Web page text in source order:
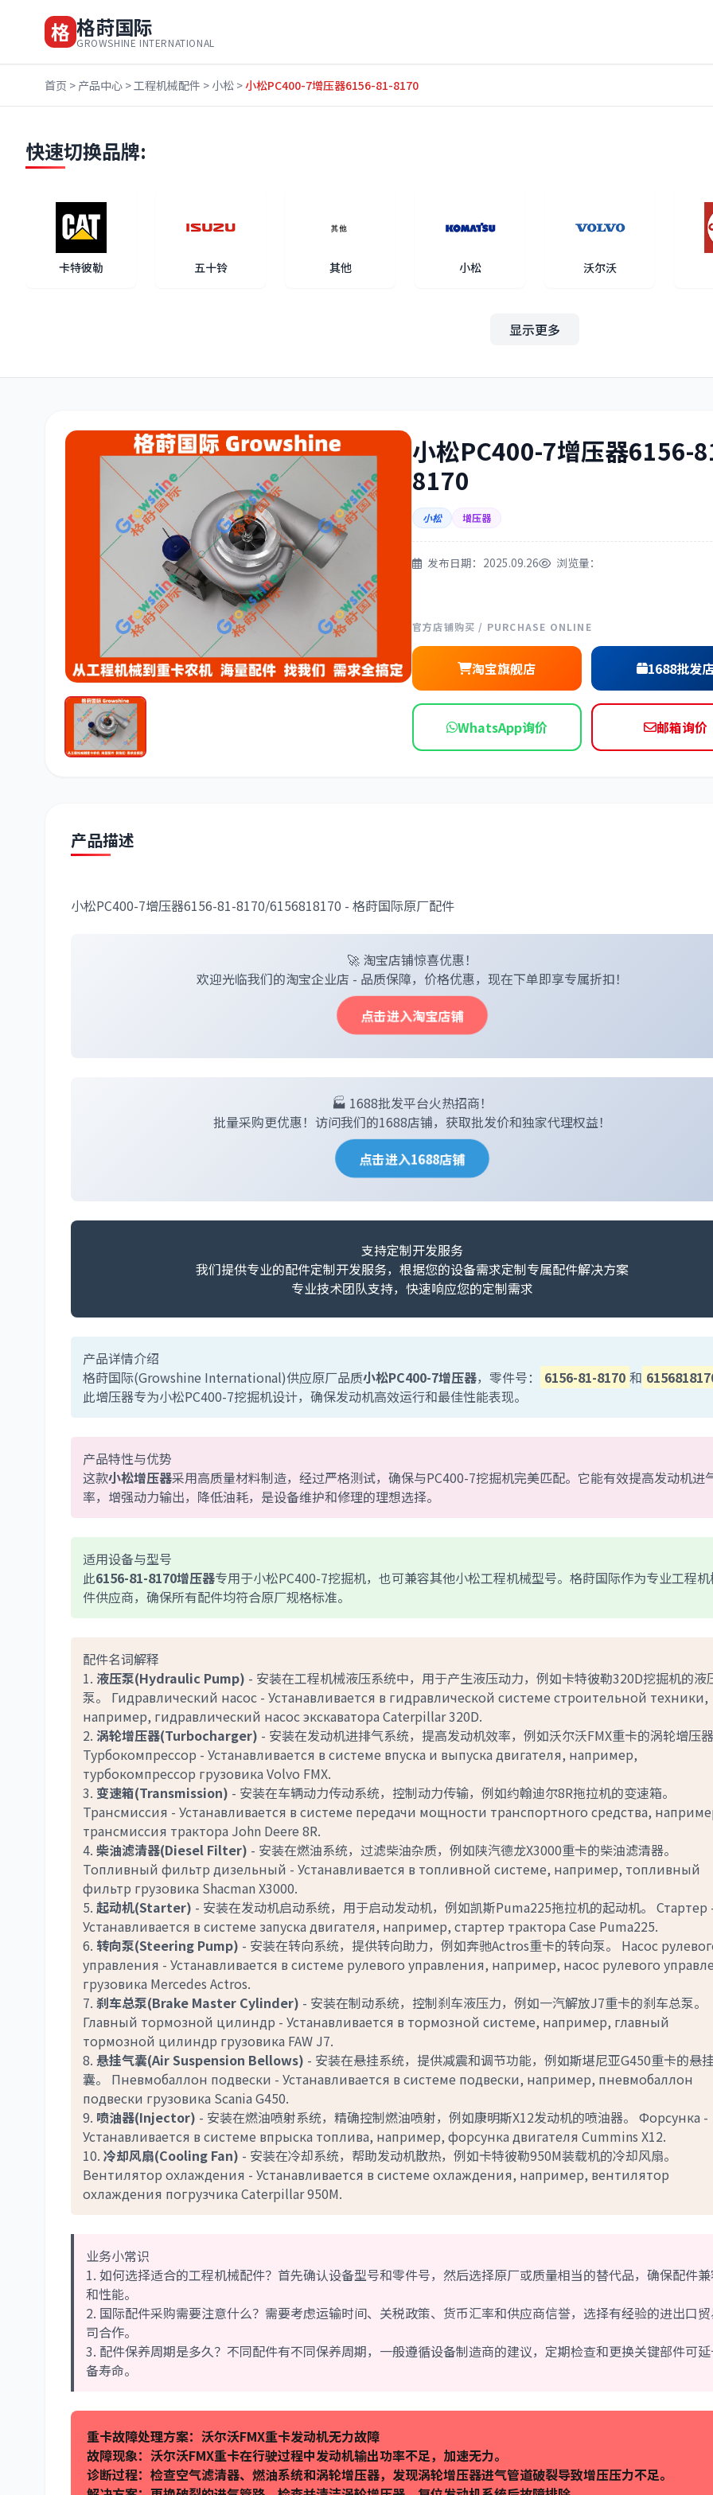
格 格莳国际
GROWSHINE INTERNATIONAL
首页 > 产品中心 >工程机械配件 > 小松 >小松PC400-7增压器6156-81-8170
快速切换品牌:
卡特彼勒 五十铃 其他 小松 沃尔沃
柳工 斗山
丰田 约翰迪尔 徐工 利勃海尔
潍柴
显示更多
小松PC400-7增压器6156-
8170
小松 增压器
发布日期：2025.09.26 浏览量：
官方店铺购买 / PURCHASE ONLINE
淘宝旗舰店 1688批发
WhatsApp询价 邮箱询价
产品描述
小松PC400-7增压器6156-81-8170/6156818170 - 格莳国际原厂配件
🚀 淘宝店铺惊喜优惠！
欢迎光临我们的淘宝企业店 - 品质保障，价格优惠，现在下单即享专属折扣！
点击进入淘宝店铺
🏭 1688批发平台火热招商！
批量采购更优惠！访问我们的1688店铺，获取批发价和独家代理权益！
点击进入1688店铺
支持定制开发服务
我们提供专业的配件定制开发服务，根据您的设备需求定制专属配件解决方案
专业技术团队支持，快速响应您的定制需求
产品详情介绍
格莳国际(Growshine International)供应原厂品质小松PC400-7增压器，零件号： 6156-81-8170 和
此增压器专为小松PC400-7挖掘机设计，确保发动机高效运行和最佳性能表现。
产品特性与优势
这款小松增压器采用高质量材料制造，经过严格测试，确保与PC400-7挖掘机完美匹配。它能有效提高发动机进
率，增强动力输出，降低油耗，是设备维护和修理的理想选择。
适用设备与型号
此6156-81-8170增压器专用于小松PC400-7挖掘机，也可兼容其他小松工程机械型号。格莳国际作为专业工程
件供应商，确保所有配件均符合原厂规格标准。
配件名词解释
1. 液压泵(Hydraulic Pump) - 安装在工程机械液压系统中，用于产生液压动力，例如卡特彼勒320D挖掘机的液
泵。 Гидравлический насос - Устанавливается в гидравлической системе строительной техники,
например, гидравлический насос экскаватора Caterpillar 320D.
2. 涡轮增压器(Turbocharger) - 安装在发动机进排气系统，提高发动机效率，例如沃尔沃FMX重卡的涡轮增压器
Турбокомпрессор - Устанавливается в системе впуска и выпуска двигателя, например,
турбокомпрессор грузовика Volvo FMX.
3. 变速箱(Transmission) - 安装在车辆动力传动系统，控制动力传输，例如约翰迪尔8R拖拉机的变速箱。
Трансмиссия - Устанавливается в системе передачи мощности транспортного средства,
трансмиссия трактора John Deere 8R.
4. 柴油滤清器(Diesel Filter) - 安装在燃油系统，过滤柴油杂质，例如陕汽德龙X3000重卡的柴油滤清器。
Топливный фильтр дизельный - Устанавливается в топливной системе, например, топливный
фильтр грузовика Shacman X3000.
5. 起动机(Starter) - 安装在发动机启动系统，用于启动发动机，例如凯斯Puma225拖拉机的起动机。 Стартер
Устанавливается в системе запуска двигателя, например, стартер трактора Case Puma225.
6. 转向泵(Steering Pump) - 安装在转向系统，提供转向助力，例如奔驰Actros重卡的转向泵。 Насос
управления - Устанавливается в системе рулевого управления, например, насос рулевого
грузовика Mercedes Actros.
7. 刹车总泵(Brake Master Cylinder) - 安装在制动系统，控制刹车液压力，例如一汽解放J7重卡的刹车总泵。
Главный тормозной цилиндр - Устанавливается в тормозной системе, например, главный
тормозной цилиндр грузовика FAW J7.
8. 悬挂气囊(Air Suspension Bellows) - 安装在悬挂系统，提供减震和调节功能，例如斯堪尼亚G450重卡的悬
囊。 Пневмобаллон подвески - Устанавливается в системе подвески, например, пневмобаллон
подвески грузовика Scania G450.
9. 喷油器(Injector) - 安装在燃油喷射系统，精确控制燃油喷射，例如康明斯X12发动机的喷油器。 Форсунка -
Устанавливается в системе впрыска топлива, например, форсунка двигателя Cummins X12.
10. 冷却风扇(Cooling Fan) - 安装在冷却系统，帮助发动机散热，例如卡特彼勒950M装载机的冷却风扇。
Вентилятор охлаждения - Устанавливается в системе охлаждения, например, вентилятор
охлаждения погрузчика Caterpillar 950M.
业务小常识
1. 如何选择适合的工程机械配件？首先确认设备型号和零件号，然后选择原厂或质量相当的替代品，确保配件
和性能。
2. 国际配件采购需要注意什么？需要考虑运输时间、关税政策、货币汇率和供应商信誉，选择有经验的进出口
司合作。
3. 配件保养周期是多久？不同配件有不同保养周期，一般遵循设备制造商的建议，定期检查和更换关键部件可
备寿命。
重卡故障处理方案：沃尔沃FMX重卡发动机无力故障
故障现象：沃尔沃FMX重卡在行驶过程中发动机输出功率不足，加速无力。
诊断过程：检查空气滤清器、燃油系统和涡轮增压器，发现涡轮增压器进气管道破裂导致增压压力不足。